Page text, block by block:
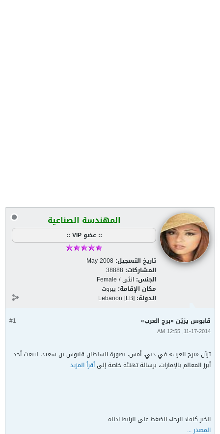
المهندسة الصناعية
:: عضو VIP ::
تاريخ التسجيل: May 2008
المشاركات: 38888
الجنس: انثى / Female
مكان الإقامة: بيروت
الدولة: Lebanon [LB]
#1 قابوس يزيّن «برج العرب»
11-17-2014, 12:55 AM
تزيّن «برج العرب» في دبي، أمس، بصورة السلطان قابوس بن سعيد، ليبعث أحد
أبرز المعالم بالإمارات، برسالة تهنئة خاصة إلىأقرأ المزيد
الخبر كاملا الرجاء الضغط على الرابط ادناه
المصدر ...